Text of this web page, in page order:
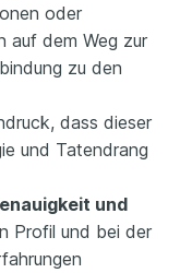
oder
auf dem Weg zur
zu den
dass dieser
und Tatendrang
und
Profil und bei der